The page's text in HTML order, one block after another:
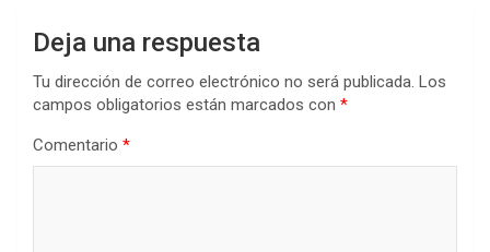
Deja una respuesta
Tu dirección de correo electrónico no será publicada. Los
campos obligatorios están marcados con *
Comentario *